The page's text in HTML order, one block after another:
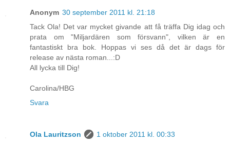
Anonym 30 september 2011 kl. 21:18
Tack Ola! Det var mycket givande att få träffa Dig idag och
prata om "Miljardären som försvann", vilken är en
fantastiskt bra bok. Hoppas vi ses då det är dags för
release av nästa roman...:D
All lycka till Dig!
Carolina/HBG
Svara
Ola Lauritzson
1 oktober 2011 kl. 00:33